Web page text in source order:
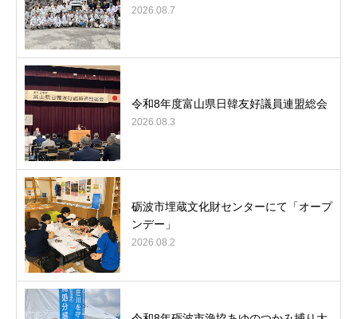
2026.08.7
令和8年度富山県日韓友好議員連盟総会
2026.08.3
砺波市埋蔵文化財センターにて「オープ
ンデー」
2026.08.2